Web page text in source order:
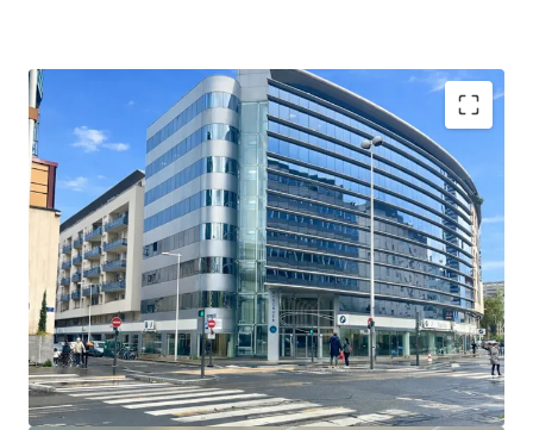
Emplacement privilégié: Lyon Part-Dieu, le 2ème
plus grand centre d'affaires de France, stratégique
pour les investisseurs.
Connectivité supérieure: Accès au TGV, métro,
tramway et aux grands axes routiers, ce qui
augmente le flux piétonnier.
Type d'actif: Bureaux et commerces à usage mixte,
répondant à la diversification des portefeuilles
d'investissement.